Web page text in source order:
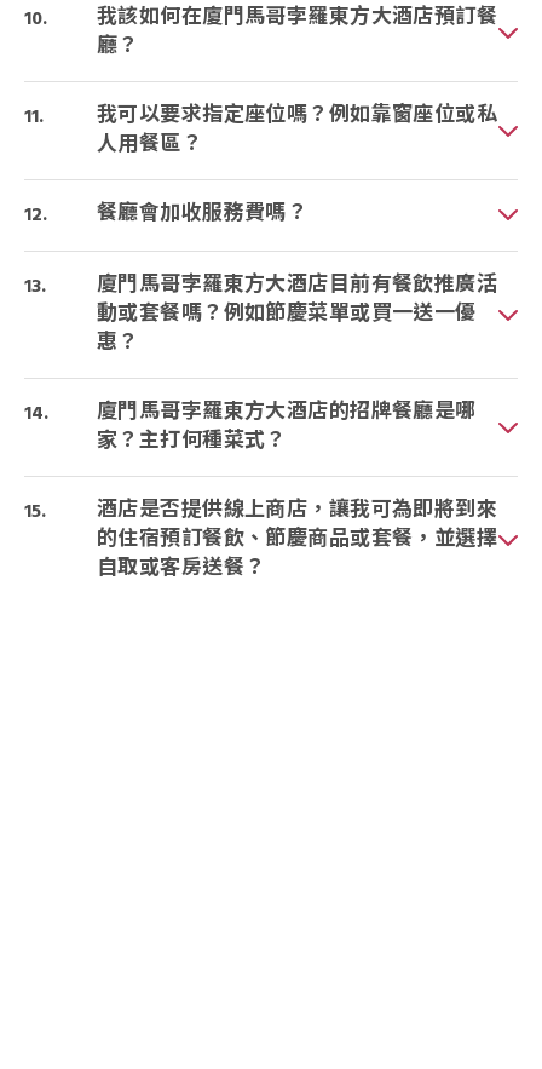
我該如何在廈門馬哥孛羅東方大酒店預訂餐
廳？
我可以要求指定座位嗎？例如靠窗座位或私
人用餐區？
餐廳會加收服務費嗎？
廈門馬哥孛羅東方大酒店目前有餐飲推廣活
動或套餐嗎？例如節慶菜單或買一送一優
惠？
廈門馬哥孛羅東方大酒店的招牌餐廳是哪
家？主打何種菜式？
酒店是否提供線上商店，讓我可為即將到來
的住宿預訂餐飲、節慶商品或套餐，並選擇
自取或客房送餐？